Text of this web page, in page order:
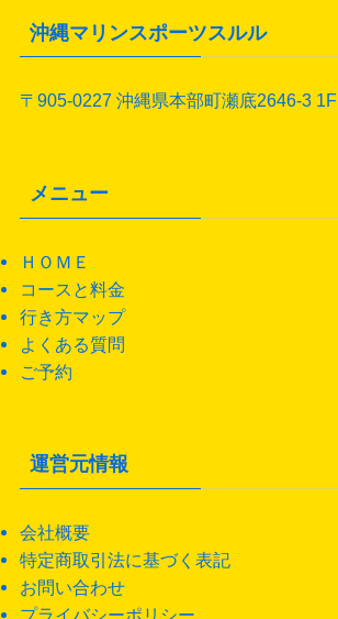
沖縄マリンスポーツスルル
〒905-0227 沖縄県本部町瀬底2646-3 1F
メニュー
ＨＯＭＥ
コースと料金
行き方マップ
よくある質問
ご予約
運営元情報
会社概要
特定商取引法に基づく表記
お問い合わせ
プライバシーポリシー